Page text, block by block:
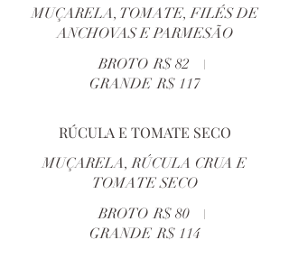
MUÇARELA, TOMATE, FILÉS DE
ANCHOVAS E PARMESÃO
BROTO R$ 82
GRANDE R$ 117
RÚCULA E TOMATE SECO
MUÇARELA, RÚCULA CRUA E
TOMATE SECO
BROTO R$ 80
GRANDE R$ 114